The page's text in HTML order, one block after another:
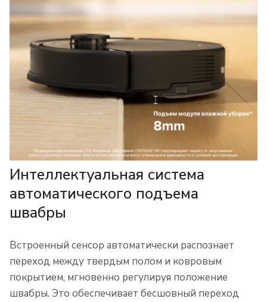
Интеллектуальная система
автоматического подъема
швабры
Встроенный сенсор автоматически распознает
переход между твердым полом и ковровым
покрытием, мгновенно регулируя положение
швабры. Это обеспечивает бесшовный переход